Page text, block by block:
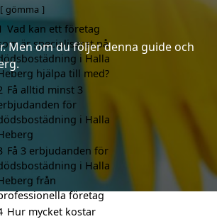
Men om du följer denna guide och
gömma
Vad kan ett företag
är specialiserat på
i Halla
hjälpa till med?
Få alltid minst 3
för
i Halla
Få 3 erbjudanden för
i Halla
från
företag
Hur mycket kostar